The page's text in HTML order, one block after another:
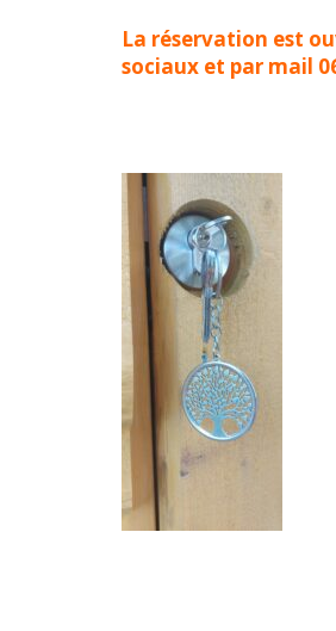
La réservation est
sociaux et par mail